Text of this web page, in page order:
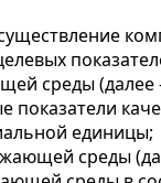
среды
показатели
единицы;
среды